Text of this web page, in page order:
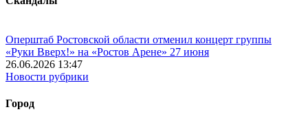
Оперштаб Ростовской области отменил концерт группы
«Руки Вверх!» на «Ростов Арене» 27 июня
26.06.2026 13:47
Новости рубрики
Город